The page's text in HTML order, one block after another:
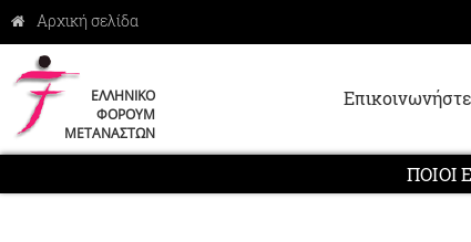
ΕΛΛΗΝΙΚΟ
ΦΟΡΟΥΜ
ΜΕΤΑΝΑΣΤΩΝ
ΠΟΙΟΙ